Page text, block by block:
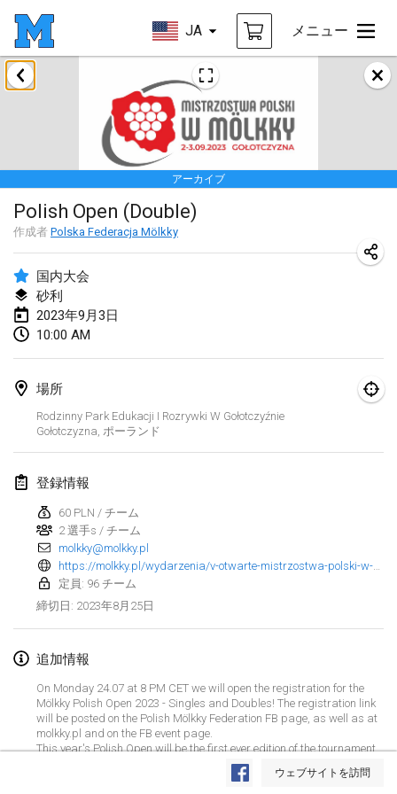
JA メニュー
リストを表示
アーカイブ
Polish Open (Double)
作成者 Polska Federacja Mölkky
国内大会
砂利
2023年9月3日
10:00 AM
場所
Rodzinny Park Edukacji I Rozrywki W Gołotczyźnie
Gołotczyzna ポーランド
登録情報
60 PLN / チーム
2 選手s / チーム
molkky@molkky.pl
定員: 96 チーム
締切日 : 2023年8月25日
追加情報
On Monday 24.07 at 8 PM CET we will open the registration for the
Mölkky Polish Open 2023 - Singles and Doubles! The registration link
will be posted on the Polish Mölkky Federation FB page, as well as at
molkky.pl and on the FB event page.
This year's Polish Open will be the first ever edition of the tournament
to be played on grit fields! We will play in Gołotczyzna, located in
central Poland, about 1.5 h by car or train from Warsaw.ウェブサイトを訪問
2023年1月
LE Tournoi de Noël
2023年1月14日|フランス
Indoor Polish Championship - Halowe Mistrzostwa Polski w Mölkky
2023年1月14日|ポーランド
Tournoi Mixte ASPTTOM
2023年1月21日
Tournoi de Mölkky - Lesfous Dubâtonvaigeois
2023年1月28日
US Mölkky Winter
2023年1月29日
Open Grégorien
2023年2月4日
SingeliDuppeli
2023年2月4日|フィンランド
SM HalliMölkky - Finnish Championship
2023年2月18日|フランス
Faschings-Mölkky